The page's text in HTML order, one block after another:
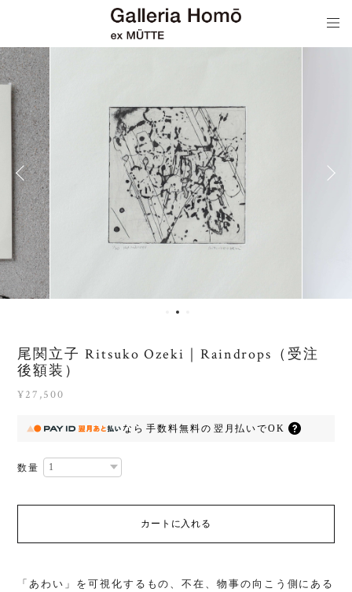
尾関立子 Ritsuko Ozeki｜Raindrops（受注
後額装）
¥27,500
なら 手数料無料の 翌月払いでOK
数量
カートに入れる
「あわい」を可視化するもの、不在、物事の向こう側にある